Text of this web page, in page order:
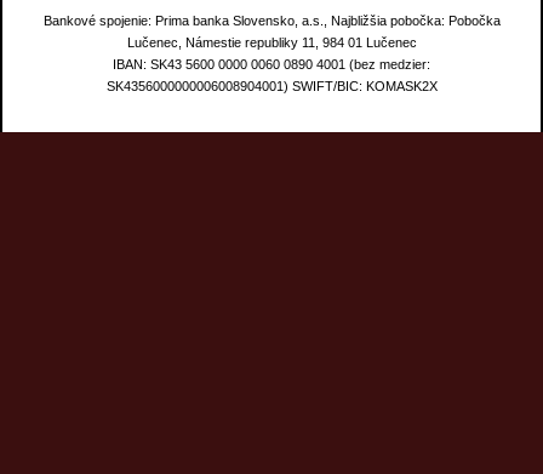
Bankové spojenie: Prima banka Slovensko, a.s., Najbližšia pobočka: Pobočka
Lučenec, Námestie republiky 11, 984 01 Lučenec
IBAN: SK43 5600 0000 0060 0890 4001 (bez medzier:
SK4356000000006008904001) SWIFT/BIC: KOMASK2X